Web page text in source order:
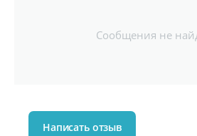
Сообщения не
Написать отзыв